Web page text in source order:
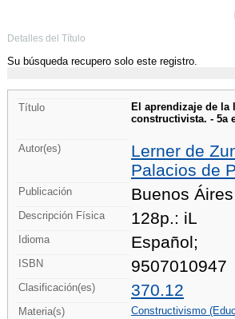
Detalles del Título
Su búsqueda recupero solo este registro.
Título
El aprendizaje de la
constructivista. - 5a
Autor(es)
Lerner de
Palacios de
Publicación Buenos
Descripción Física 128p.: iL
Idioma Español;
ISBN 9507010947
Clasificación(es) 370.12
Materia(s)
Constructivismo